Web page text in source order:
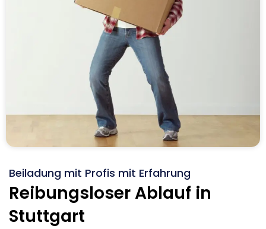
Beiladung mit Profis mit Erfahrung
Reibungsloser Ablauf in
Stuttgart